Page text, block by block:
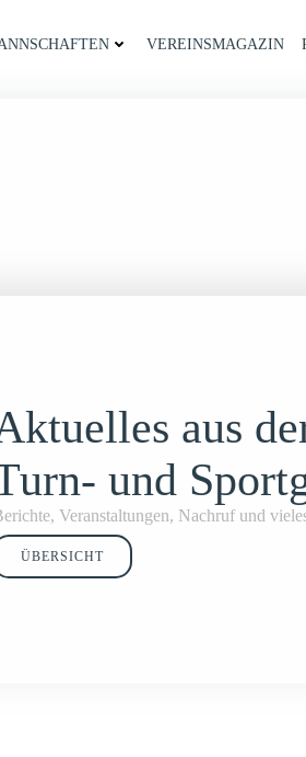
VEREINSMAGAZIN
aus
und
Veranstaltungen, Nachruf und
ÜBERSICHT